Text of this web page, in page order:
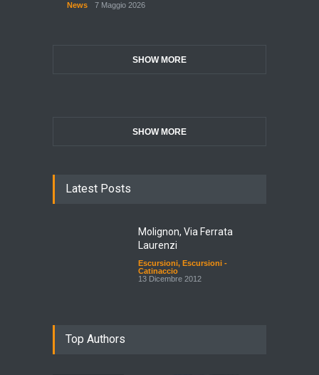
News 7 Maggio 2026
SHOW MORE
SHOW MORE
Latest Posts
Molignon, Via Ferrata
Laurenzi
Escursioni, Escursioni -
Catinaccio
13 Dicembre 2012
Top Authors